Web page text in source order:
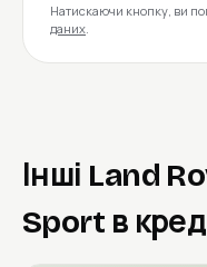
Натискаючи кнопку, ви
даних
Інші Land
Sport в